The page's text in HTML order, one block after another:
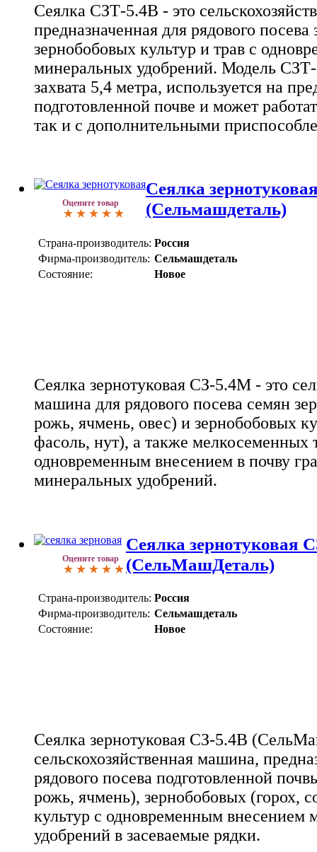
Сеялка СЗТ-5.4В - это
предназначенная для рядового посева
зернобобовых культур и трав с
минеральных удобрений. Модель
захвата 5,4 метра, используется на
подготовленной почве и может
так и с дополнительными
Оцените товар
Сеялка
(Сельмашдеталь)
Страна-производитель: Россия
Фирма-производитель: Сельмашдеталь
Состояние:
Новое
Сеялка зернотуковая СЗ-5.4М - это
машина для рядового посева семян
рожь, ячмень, овес) и зернобобовых
фасоль, нут), а также мелкосеменных
одновременным внесением в почву
минеральных удобрений.
Оцените товар
Сеялка зернотуковая
(СельМашДеталь)
Страна-производитель: Россия
Фирма-производитель: Сельмашдеталь
Состояние:
Новое
Сеялка зернотуковая СЗ-5.4В
сельскохозяйственная машина,
рядового посева подготовленной
рожь, ячмень), зернобобовых (горох,
культур с одновременным внесением
удобрений в засеваемые рядки.